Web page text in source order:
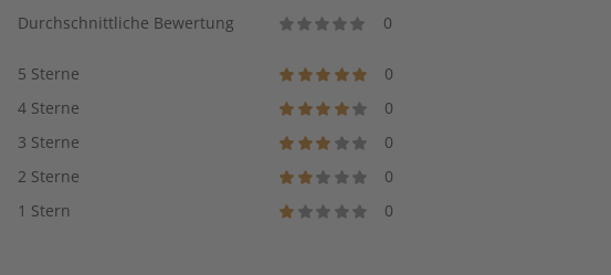
Durchschnittliche Bewertung 0
5 Sterne
0
4 Sterne
0
3 Sterne
0
2 Sterne
0
1 Stern
0